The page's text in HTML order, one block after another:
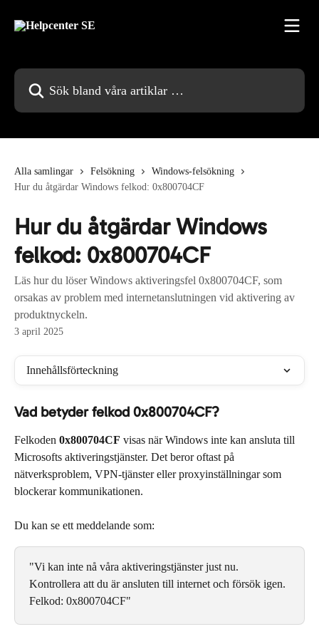
Sök bland våra artiklar …
Alla samlingar Felsökning
Windows-felsökning
Hur du åtgärdar Windows felkod: 0x800704CF
Hur du åtgärdar Windows
felkod: 0x800704CF
Läs hur du löser Windows aktiveringsfel 0x800704CF, som
orsakas av problem med internetanslutningen vid aktivering av
produktnyckeln.
3 april 2025
Innehållsförteckning
Vad betyder felkod 0x800704CF?
Felkoden 0x800704CF visas när Windows inte kan ansluta till
Microsofts aktiveringstjänster. Det beror oftast på
nätverksproblem, VPN-tjänster eller proxyinställningar som
blockerar kommunikationen.
Du kan se ett meddelande som:
"Vi kan inte nå våra aktiveringstjänster just nu.
Kontrollera att du är ansluten till internet och försök igen.
Felkod: 0x800704CF"